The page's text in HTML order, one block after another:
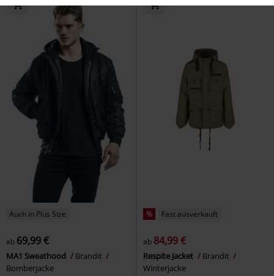
Auch in Plus Size
ab 69,99 €
MA1 Sweathood
Brandit
Bomberjacke
% Fast ausverkauft
ab 84,99 €
Respite Jacket
Brandit
Winterjacke